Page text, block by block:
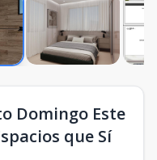
Domingo Este
que Sí